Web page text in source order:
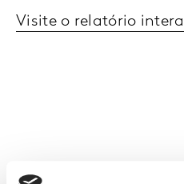
Visite o relatório